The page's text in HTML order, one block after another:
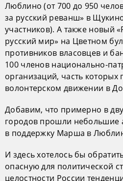
Люблино (от 700 до 950
за русский реванш» в
участников). А также новый
русский мир» на Цветном
противников власовцев и
100 членов национально-
организаций, часть которых
волонтерском движении в
Добавим, что примерно в
городов прошли небольшие
в поддержку Марша в
И здесь хотелось бы
опасную для политической
целостности России